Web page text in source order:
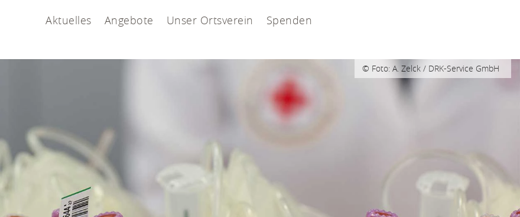
Aktuelles Angebote Unser Ortsverein Spenden
© Foto: A. Zelck / DRK-Service GmbH